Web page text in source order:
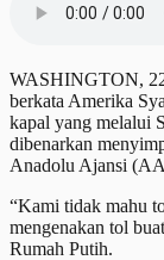
WASHINGTON,
berkata Amerika
kapal yang melalui
dibenarkan
Anadolu Ajansi
“Kami tidak mahu
mengenakan tol
Rumah Putih.